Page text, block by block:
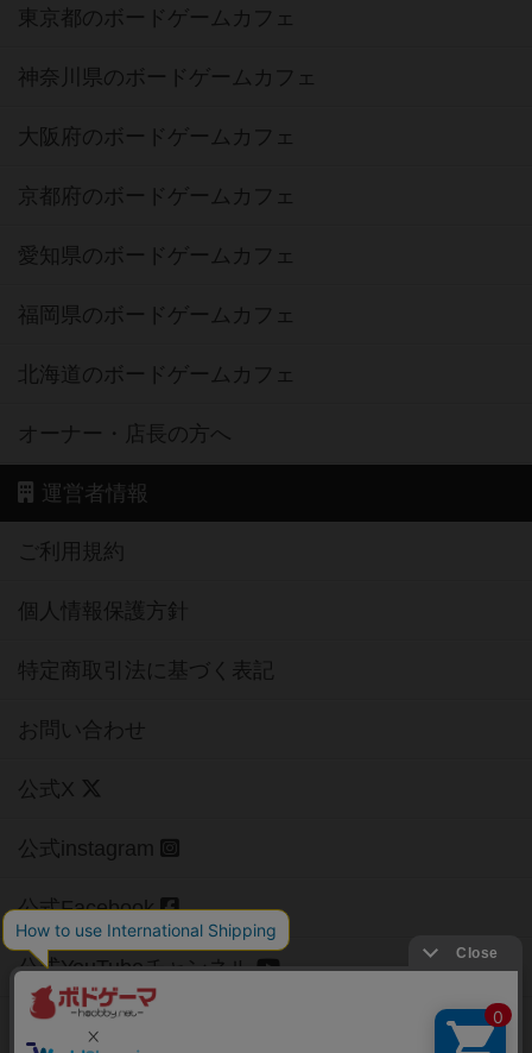
東京都のボードゲームカフェ
神奈川県のボードゲームカフェ
大阪府のボードゲームカフェ
京都府のボードゲームカフェ
愛知県のボードゲームカフェ
福岡県のボードゲームカフェ
北海道のボードゲームカフェ
オーナー・店長の方へ
運営者情報
ご利用規約
個人情報保護方針
特定商取引法に基づく表記
お問い合わせ
公式X
公式instagram
公式Facebook
公式YouTubeチャンネル